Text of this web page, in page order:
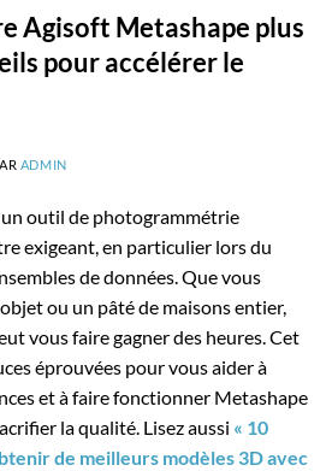
Agisoft Metashape plus
pour accélérer le
ADMIN
outil de photogrammétrie
exigeant, en particulier lors du
de données. Que vous
ou un pâté de maisons entier,
vous faire gagner des heures. Cet
éprouvées pour vous aider à
et à faire fonctionner Metashape
la qualité. Lisez aussi « 10
de meilleurs modèles 3D avec